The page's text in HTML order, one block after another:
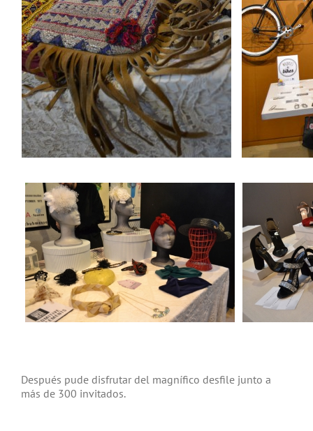
Después pude disfrutar del magnífico desfile junto a
más de 300 invitados.